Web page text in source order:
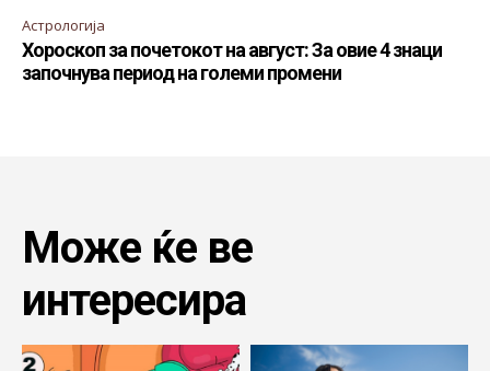
Астрологија
Хороскоп за почетокот на август: За овие 4 знаци
започнува период на големи промени
Може ќе ве
интересира